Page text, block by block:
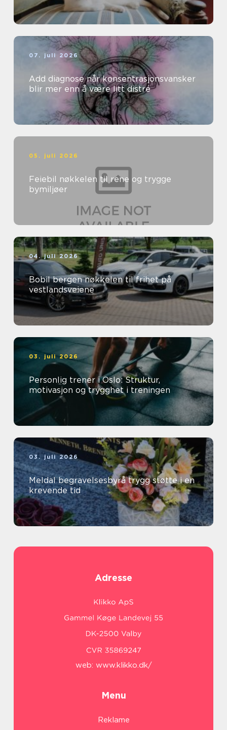
07. juli 2026
Add diagnose når konsentrasjonsvansker
blir mer enn å være litt distré
05. juli 2026
Feiebil nøkkelen til rene og trygge
bymiljøer
04. juli 2026
Bobil bergen nøkkelen til frihet på
vestlandsveiene
03. juli 2026
Personlig trener i Oslo: Struktur,
motivasjon og trygghet i treningen
03. juli 2026
Meldal begravelsesbyrå trygg støtte i en
krevende tid
Adresse
web: www.klikko.dk/
Menu
Reklame